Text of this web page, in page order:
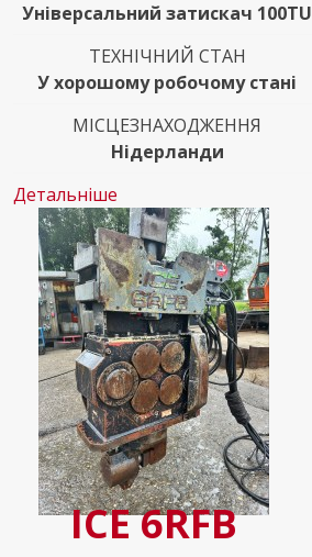
Універсальний затискач 100TU
ТЕХНІЧНИЙ СТАН
У хорошому робочому стані
МІСЦЕЗНАХОДЖЕННЯ
Нідерланди
Детальніше
ICE 6RFB